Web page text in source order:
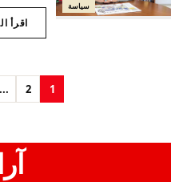
سياسة
اقرأ
1
2
...